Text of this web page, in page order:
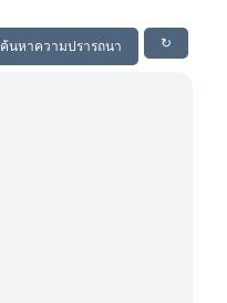
↻
ค้นหาความปรารถนา